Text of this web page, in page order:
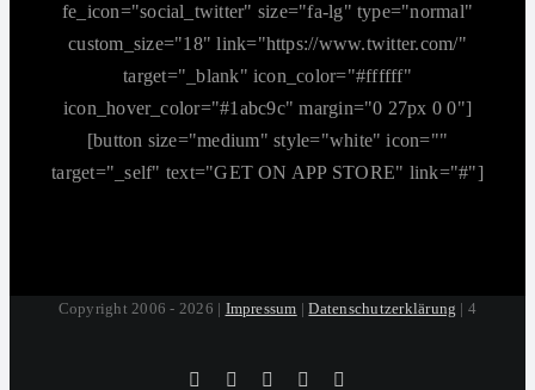
fe_icon="social_twitter" size="fa-lg" type="normal"
custom_size="18" link="https://www.twitter.com/"
target="_blank" icon_color="#ffffff"
icon_hover_color="#1abc9c" margin="0 27px 0 0"]
[button size="medium" style="white" icon=""
target="_self" text="GET ON APP STORE" link="#"]
Copyright 2006 - 2026 | Impressum |Datenschutzerklärung | 4
Tiktok FacebookInstagramSoundCloud